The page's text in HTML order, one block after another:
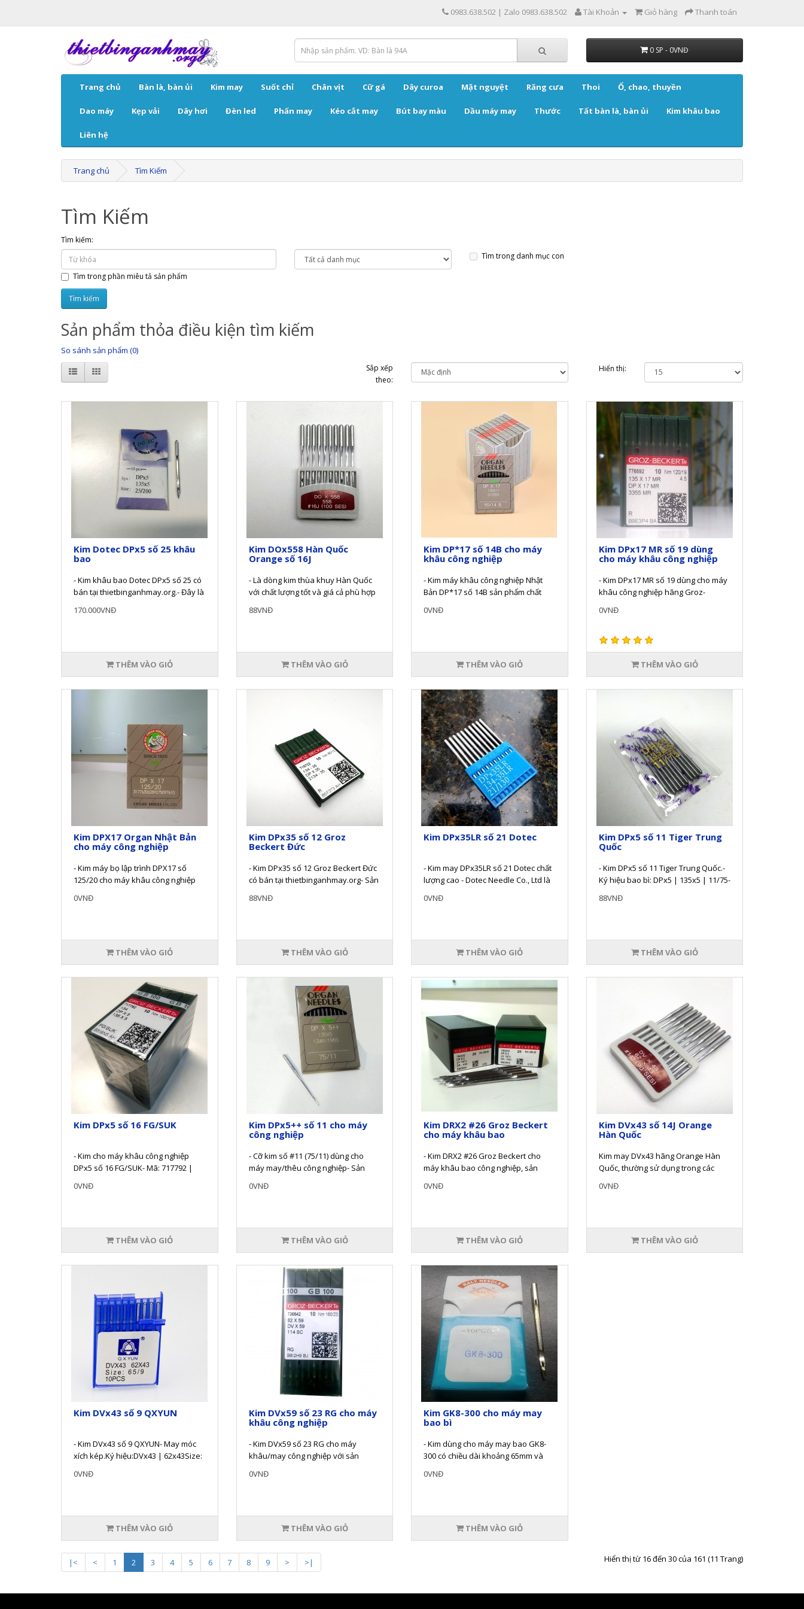
0983.638.502 | Zalo 0983.638.502 Tài Khoản Giỏ hàng Thanh toán
0 SP - 0VNĐ
Trang chủ Bàn là, bàn ủi Kim may Suốt chỉ Chân vịt Cữ gá Dây curoa Mặt nguyệt Răng cưa Thoi Ổ, chao, thuyền
Dao máy Kẹp vải Dây hơi Đèn led Phấn may Kéo cắt may Bút bay màu Dầu máy may Thước Tất bàn là, bàn ủi Kim khâu bao
Liên hệ
Trang chủ Tìm Kiếm
Tìm Kiếm
Tìm kiếm:
Tìm trong danh mục con
Tìm trong phần miêu tả sản phẩm
Sản phẩm thỏa điều kiện tìm kiếm
So sánh sản phẩm (0)
Sắp xếp
theo:
Hiển thị:
Kim Dotec DPx5 số 25 khâu
bao
- Kim khâu bao Dotec DPx5 số 25 có
bán tại thietbinganhmay.org.- Đây là
170.000VNĐ
THÊM VÀO GIỎ
Kim DOx558 Hàn Quốc
Orange số 16J
- Là dòng kim thùa khuy Hàn Quốc
với chất lượng tốt và giá cả phù hợp
88VNĐ
THÊM VÀO GIỎ
Kim DP*17 số 14B cho máy
khâu công nghiệp
- Kim máy khâu công nghiệp Nhật
Bản DP*17 số 14B sản phẩm chất
máy b..
0VNĐ
THÊM VÀO GIỎ
Kim DPx17 MR số 19 dùng
cho máy khâu công nghiệp
- Kim DPx17 MR số 19 dùng cho máy
khâu công nghiệp hãng Groz-
cạn..
0VNĐ
THÊM VÀO GIỎ
Kim DPX17 Organ Nhật Bản
cho máy công nghiệp
- Kim máy bọ lập trình DPX17 số
125/20 cho máy khâu công nghiệp
sản ..
0VNĐ
THÊM VÀO GIỎ
Kim DPx35 số 12 Groz
Beckert Đức
- Kim DPx35 số 12 Groz Beckert Đức
có bán tại thietbinganhmay.org- Sản
88VNĐ
THÊM VÀO GIỎ
Kim DPx35LR số 21 Dotec
- Kim may DPx35LR số 21 Dotec chất
lượng cao - Dotec Needle Co., Ltd là
0VNĐ
THÊM VÀO GIỎ
Kim DPx5 số 11 Tiger Trung
Quốc
- Kim DPx5 số 11 Tiger Trung Quốc.-
Ký hiệu bao bì: DPx5 | 135x5 | 11/75-
88VNĐ
THÊM VÀO GIỎ
Kim DPx5 số 16 FG/SUK
- Kim cho máy khâu công nghiệp
DPx5 số 16 FG/SUK- Mã: 717792 |
100/16-..
0VNĐ
THÊM VÀO GIỎ
Kim DPx5++ số 11 cho máy
công nghiệp
- Cỡ kim số #11 (75/11) dùng cho
máy may/thêu công nghiệp- Sản
hãn..
0VNĐ
THÊM VÀO GIỎ
Kim DRX2 #26 Groz Beckert
cho máy khâu bao
- Kim DRX2 #26 Groz Beckert cho
máy khâu bao công nghiệp, sản
là 6..
0VNĐ
THÊM VÀO GIỎ
Kim DVx43 số 14J Orange
Hàn Quốc
Kim may DVx43 hãng Orange Hàn
Quốc, thường sử dụng trong các
vắt sổ.K..
0VNĐ
THÊM VÀO GIỎ
Kim DVx43 số 9 QXYUN
- Kim DVx43 số 9 QXYUN- May móc
xích kép.Ký hiệu:DVx43 | 62x43Size:
0VNĐ
THÊM VÀO GIỎ
Kim DVx59 số 23 RG cho máy
khâu công nghiệp
- Kim DVx59 số 23 RG cho máy
khâu/may công nghiệp với sản
hã..
0VNĐ
THÊM VÀO GIỎ
Kim GK8-300 cho máy may
bao bì
- Kim dùng cho máy may bao GK8-
300 có chiều dài khoảng 65mm và
Sản p..
0VNĐ
THÊM VÀO GIỎ
|< < 1 2 3 4 5 6 7 8 9 > >| Hiển thị từ 16 đến 30 của 161 (11 Trang)